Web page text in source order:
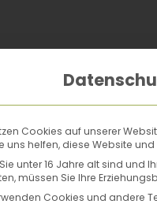
wie möglich
und
kommst.
Cookies auf unserer
uns helfen, diese Website und
unter 16 Jahre alt sind und
müssen Sie Ihre
Cookies und andere